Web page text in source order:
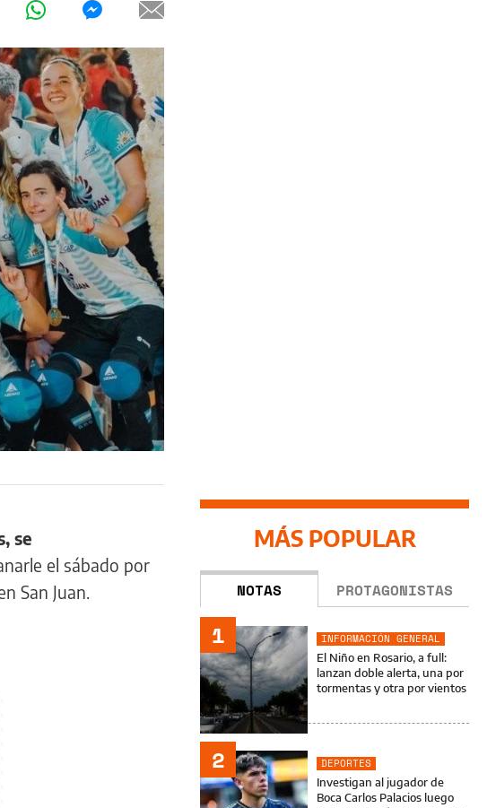
se
el sábado por
San Juan.
MÁS POPULAR
NOTAS PROTAGONISTAS
1
INFORMACIÓN GENERAL
El Niño en Rosario, a full:
lanzan doble alerta, una por
tormentas y otra por vientos
2
DEPORTES
Investigan al jugador de
Boca Carlos Palacios luego